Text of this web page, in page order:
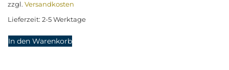
zzgl. Versandkosten
Lieferzeit: 2-5 Werktage
In den Warenkorb